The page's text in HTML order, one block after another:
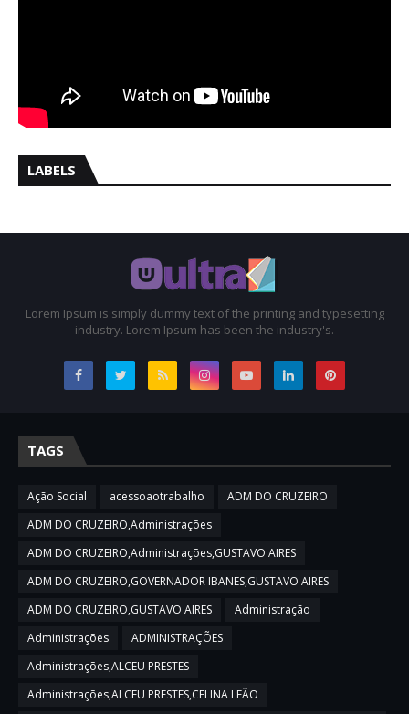
LABELS
Lorem Ipsum is simply dummy text of the printing and typesetting
industry. Lorem Ipsum has been the industry's.
TAGS
Ação Social acessoaotrabalho
ADM DO CRUZEIRO
ADM DO CRUZEIRO,Administrações
ADM DO CRUZEIRO,Administrações,GUSTAVO AIRES
ADM DO CRUZEIRO,GOVERNADOR IBANES,GUSTAVO AIRES
ADM DO CRUZEIRO,GUSTAVO AIRES
Administração
Administrações
ADMINISTRAÇÕES
Administrações,ALCEU PRESTES
Administrações,ALCEU PRESTES,CELINA LEÃO